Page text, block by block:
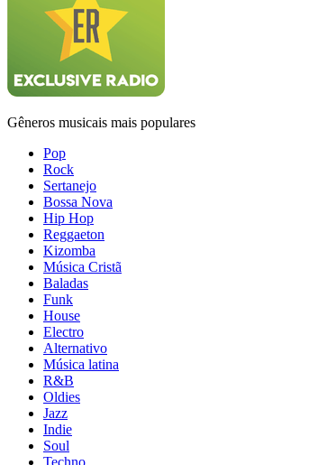
Gêneros musicais mais populares
Pop
Rock
Sertanejo
Bossa Nova
Hip Hop
Reggaeton
Kizomba
Música Cristã
Baladas
Funk
House
Electro
Alternativo
Música latina
R&B
Oldies
Jazz
Indie
Soul